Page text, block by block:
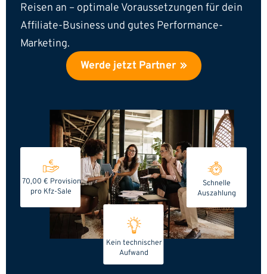
Kein technischer
Aufwand
Schnelle
Auszahlung
70,00 € Provision
pro Kfz-Sale
Reisen an – optimale Voraussetzungen für dein
Affiliate-Business und gutes Performance-
Marketing.
Werde jetzt Partner